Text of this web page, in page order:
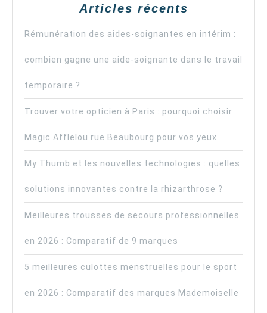
Articles récents
Rémunération des aides-soignantes en intérim :
combien gagne une aide-soignante dans le travail
temporaire ?
Trouver votre opticien à Paris : pourquoi choisir
Magic Afflelou rue Beaubourg pour vos yeux
My Thumb et les nouvelles technologies : quelles
solutions innovantes contre la rhizarthrose ?
Meilleures trousses de secours professionnelles
en 2026 : Comparatif de 9 marques
5 meilleures culottes menstruelles pour le sport
en 2026 : Comparatif des marques Mademoiselle